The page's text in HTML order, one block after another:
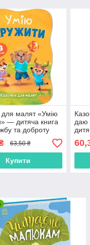
для малят «Умію
— дитяча книга
та доброту
63,50 ₴
Купити
даю